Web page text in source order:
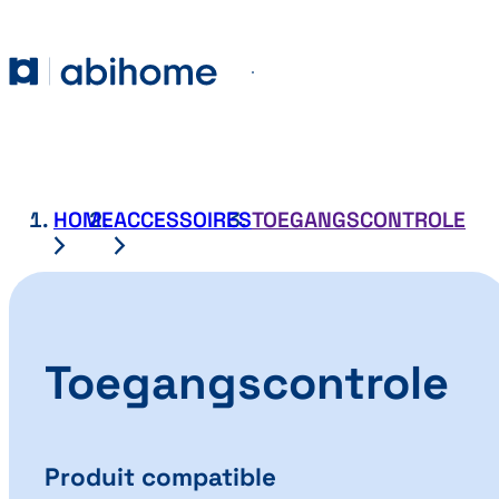
Abihome
HOMEACCESSOIRESTOEGANGSCONTROLE
Toegangscontrole
Produit compatible